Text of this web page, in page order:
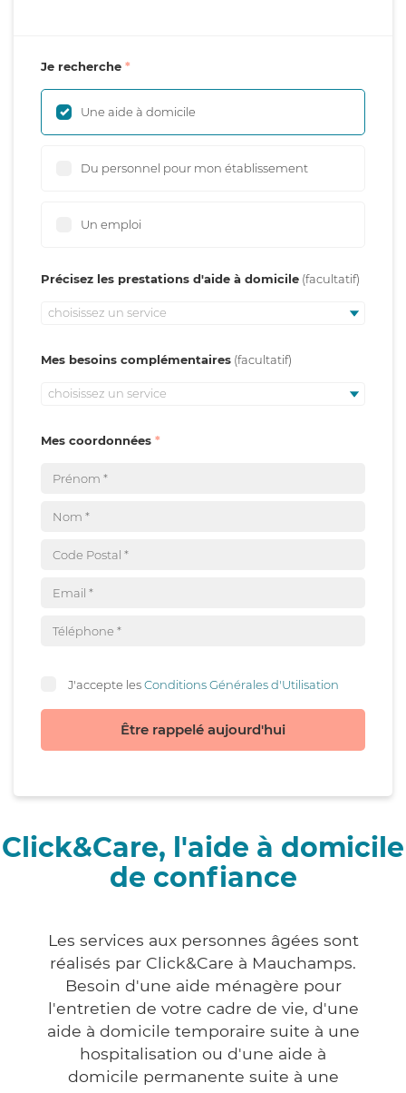
Je recherche
Une aide à domicile
Du personnel pour mon établissement
Un emploi
Précisez les prestations d'aide à domicile
choisissez un service
Mes besoins complémentaires
choisissez un service
Mes coordonnées
J'accepte lesConditions Générales d'Utilisation
Être rappelé aujourd'hui
Click&Care, l'aide à domicile
de confiance
Les services aux personnes âgées sont
réalisés par Click&Care à Mauchamps.
Besoin d'une aide ménagère pour
l'entretien de votre cadre de vie, d'une
aide à domicile temporaire suite à une
hospitalisation ou d'une aide à
domicile permanente suite à une